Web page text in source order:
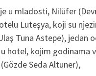
u mladosti, Nilüfer
Luteşya, koji su
Tuna Astepe), jedan
hotel, kojim godinama
Seda Altuner),